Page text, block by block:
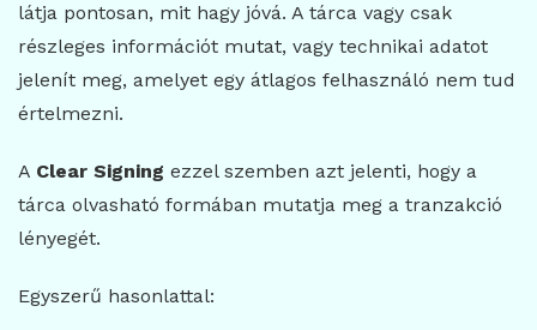
látja pontosan, mit hagy jóvá. A tárca vagy csak
részleges információt mutat, vagy technikai adatot
jelenít meg, amelyet egy átlagos felhasználó nem tud
értelmezni.
A Clear Signing ezzel szemben azt jelenti, hogy a
tárca olvasható formában mutatja meg a tranzakció
lényegét.
Egyszerű hasonlattal: